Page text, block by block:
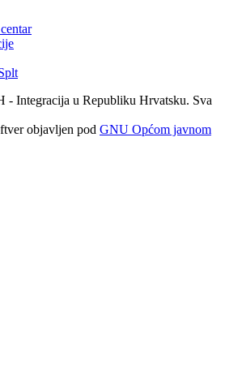
Integracija u Republiku Hrvatsku. Sva
objavljen pod GNU Općom javnom